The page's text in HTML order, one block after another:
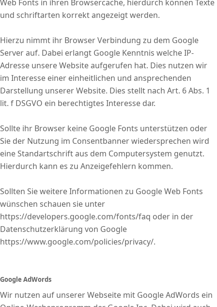
Web Fonts in ihren Browsercache, hierdürch können Texte
und schriftarten korrekt angezeigt werden.
Hierzu nimmt ihr Browser Verbindung zu dem Google
Server auf. Dabei erlangt Google Kenntnis welche IP-
Adresse unsere Website aufgerufen hat. Dies nutzen wir
im Interesse einer einheitlichen und ansprechenden
Darstellung unserer Website. Dies stellt nach Art. 6 Abs. 1
lit. f DSGVO ein berechtigtes Interesse dar.
Sollte ihr Browser keine Google Fonts unterstützen oder
Sie der Nutzung im Consentbanner wiedersprechen wird
eine Standartschrift aus dem Computersystem genutzt.
Hierdurch kann es zu Anzeigefehlern kommen.
Sollten Sie weitere Informationen zu Google Web Fonts
wünschen schauen sie unter
https://developers.google.com/fonts/faq oder in der
Datenschutzerklärung von Google
https://www.google.com/policies/privacy/.
Google AdWords
Wir nutzen auf unserer Webseite mit Google AdWords ein